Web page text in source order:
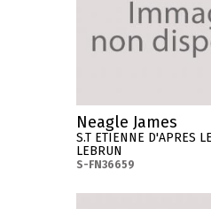
Neagle James
S.T ETIENNE D'APRES
LEBRUN
S-FN36659